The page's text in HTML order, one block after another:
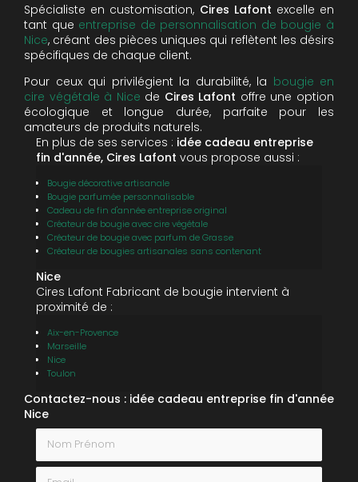
Spécialiste en customisation, Cires Lafont excelle en
tant que entreprise de personnalisation de bougie à
Nice, créant des pièces uniques qui reflètent les désirs
spécifiques de chaque client.
Pour ceux qui privilégient la durabilité, la bougie en
cire végétale à Nice de Cires Lafont offre une option
écologique et longue durée, parfaite pour les
amateurs de produits naturels.
En plus de ses services : idée cadeau entreprise
fin d'année, Cires Lafont vous propose aussi :
Bougie décorative artisanale
Bougie parfumée personnalisable
Cadeau de fin d'année entreprise original
Créateur de bougie avec cire végétale
Créateur de bougie avec parfum de Grasse
Créateur de bougies artisanales sans contenant
Nice
Cires Lafont Fabricant de bougie intervient à
proximité de :
Aix-en-Provence
Marseille
Nice
Toulon
Contactez-nous : idée cadeau entreprise fin d'année
Nice
Nom Prénom
Email